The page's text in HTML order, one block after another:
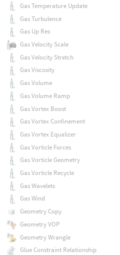
Gas Temperature Update
Gas Turbulence
Gas Up Res
Gas Velocity Scale
Gas Velocity Stretch
Gas Viscosity
Gas Volume
Gas Volume Ramp
Gas Vortex Boost
Gas Vortex Confinement
Gas Vortex Equalizer
Gas Vorticle Forces
Gas Vorticle Geometry
Gas Vorticle Recycle
Gas Wavelets
Gas Wind
Geometry Copy
Geometry VOP
Geometry Wrangle
Glue Constraint Relationship